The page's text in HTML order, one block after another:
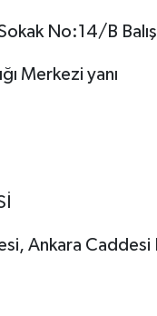
No:14/B
Merkezi yanı
Ankara